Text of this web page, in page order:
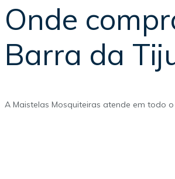
Onde
Barra da
A Maistelas Mosquiteiras atende em todo